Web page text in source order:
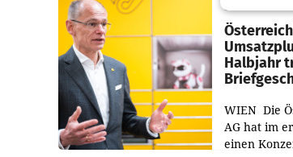
Halbjahr
WIEN Die
AG hat im
einen